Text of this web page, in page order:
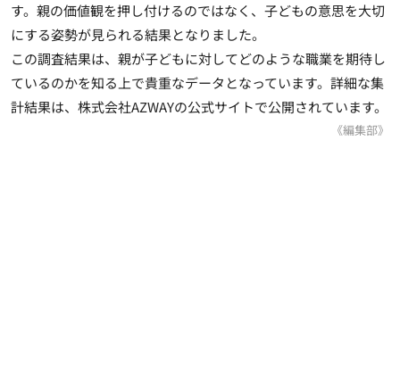
す。親の価値観を押し付けるのではなく、子どもの意思を大切
にする姿勢が見られる結果となりました。
この調査結果は、親が子どもに対してどのような職業を期待し
ているのかを知る上で貴重なデータとなっています。詳細な集
計結果は、株式会社AZWAYの公式サイトで公開されています。
《編集部》